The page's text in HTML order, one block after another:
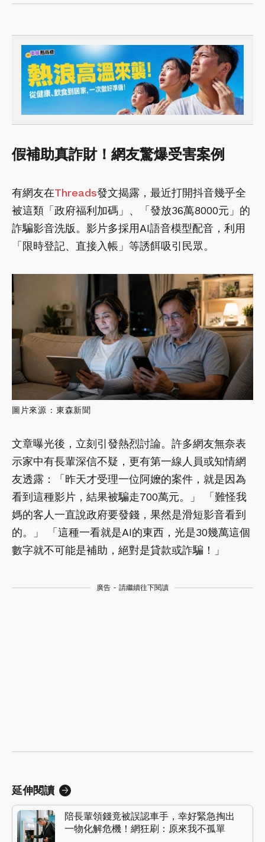
假補助真詐財！網友驚爆受害案例
有網友在Threads發文揭露，最近打開抖音幾乎全
被這類「政府福利加碼」、「發放36萬8000元」的
詐騙影音洗版。影片多採用AI語音模型配音，利用
「限時登記、直接入帳」等誘餌吸引民眾。
圖片來源 : 東森新聞
文章曝光後，立刻引發熱烈討論。許多網友無奈表
示家中有長輩深信不疑，更有第一線人員或知情網
友透露：「昨天才受理一位阿嬤的案件，就是因為
看到這種影片，結果被騙走700萬元。」 「難怪我
媽的客人一直說政府要發錢，果然是滑短影音看到
的。」 「這種一看就是AI的東西，光是30幾萬這個
數字就不可能是補助，絕對是貸款或詐騙！」
廣告 - 請繼續往下閱讀
延伸閱讀
陪長輩領錢竟被誤認車手，幸好緊急掏出
一物化解危機！網狂刷：原來我不孤單